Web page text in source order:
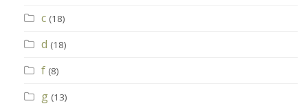
c (18)
d (18)
f (8)
g (13)